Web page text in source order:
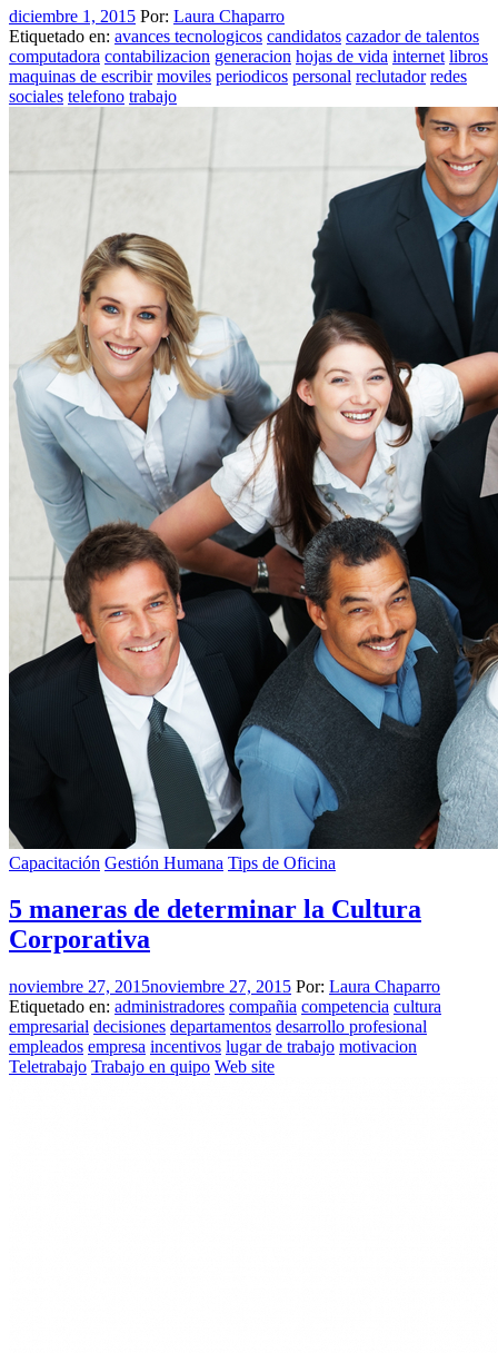
diciembre 1, 2015 Por: Laura Chaparro
Etiquetado en: avances tecnologicos candidatos cazador de talentos
computadora contabilizacion generacion hojas de vida internet libros
maquinas de escribir moviles periodicos personal reclutador redes
sociales telefono trabajo
Capacitación Gestión Humana Tips de Oficina
5 maneras de determinar la Cultura
Corporativa
noviembre 27, 2015noviembre 27, 2015 Por: Laura Chaparro
Etiquetado en: administradores compañia competencia cultura
empresarial decisiones departamentos desarrollo profesional
empleados empresa incentivos lugar de trabajo motivacion
Teletrabajo Trabajo en quipo Web site